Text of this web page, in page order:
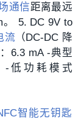
通信距离最远
。 5. DC 9V to
流 （DC-DC 降
6.3 mA -典型
-低功耗模式